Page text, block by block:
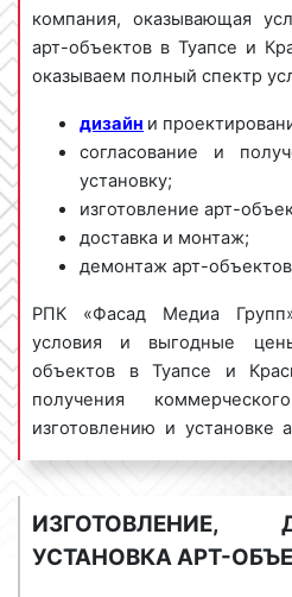
компания, оказывающая
арт-объектов в Туапсе и
оказываем полный спектр
дизайн и
согласование и
установку;
изготовление арт-
доставка и монтаж;
демонтаж арт-
РПК «Фасад Медиа
условия и выгодные
объектов в Туапсе и
получения
изготовлению и установке
обращайтесь по
объектов «под ключ»
Арт-объекты пользуются
УСТАНОВКА АРТ-